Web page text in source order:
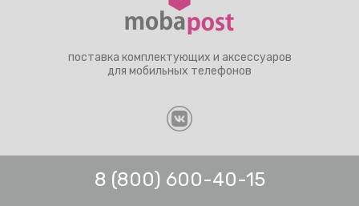
поставка комплектующих и аксессуаров
для мобильных телефонов
8 (800) 600-40-15